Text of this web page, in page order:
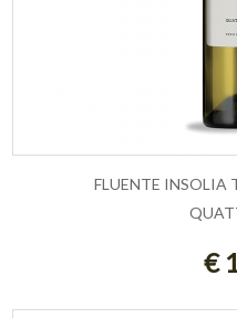
AGGIUNGI
FLUENTE INSOLIA
€